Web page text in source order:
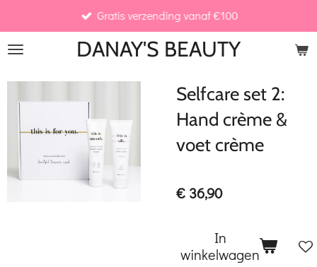
direct
naar
DANAY'S BEAUTY
Gratis verzending vanaf €100
Selfcare set 2:
Hand crème &
voet crème
€ 36,90
In
winkelwagen